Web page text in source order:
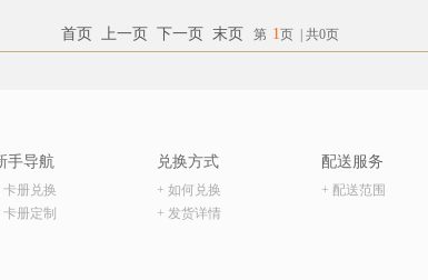
首页 上一页 下一页 末页 第 1页 共0页
手导航
卡册兑换
卡册定制
兑换方式
+ 如何兑换
+ 发货详情
配送服务
+ 配送范围